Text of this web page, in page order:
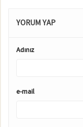
YORUM YAP
Adınız
e-mail